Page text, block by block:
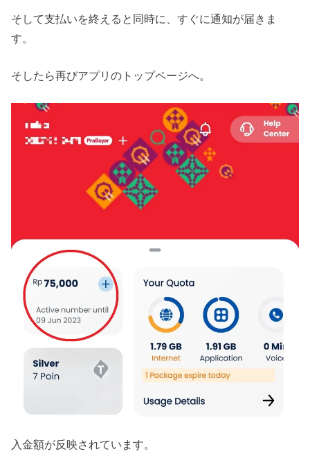
そして支払いを終えると同時に、すぐに通知が届きま
す。
そしたら再びアプリのトップページへ。
入金額が反映されています。